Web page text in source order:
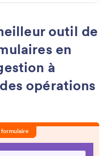
outil de
en
à
opérations